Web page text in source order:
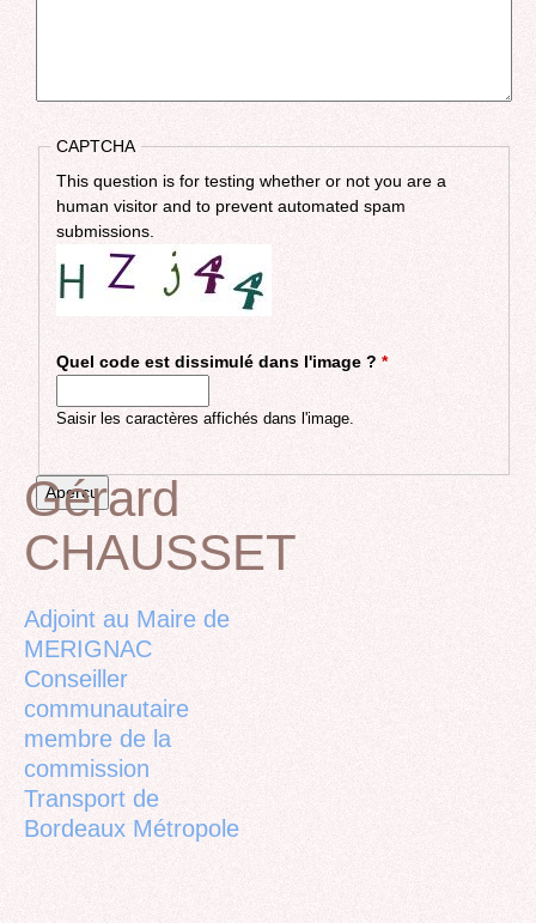
CAPTCHA
This question is for testing whether or not you are a
human visitor and to prevent automated spam
submissions.
Quel code est dissimulé dans l'image ? *
Saisir les caractères affichés dans l'image.
Back
to
Gérard
CHAUSSET
Adjoint au Maire de
MERIGNAC
Conseiller
communautaire
membre de la
commission
Transport de
Bordeaux Métropole